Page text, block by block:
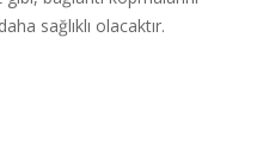
sağlıklı olacaktır.